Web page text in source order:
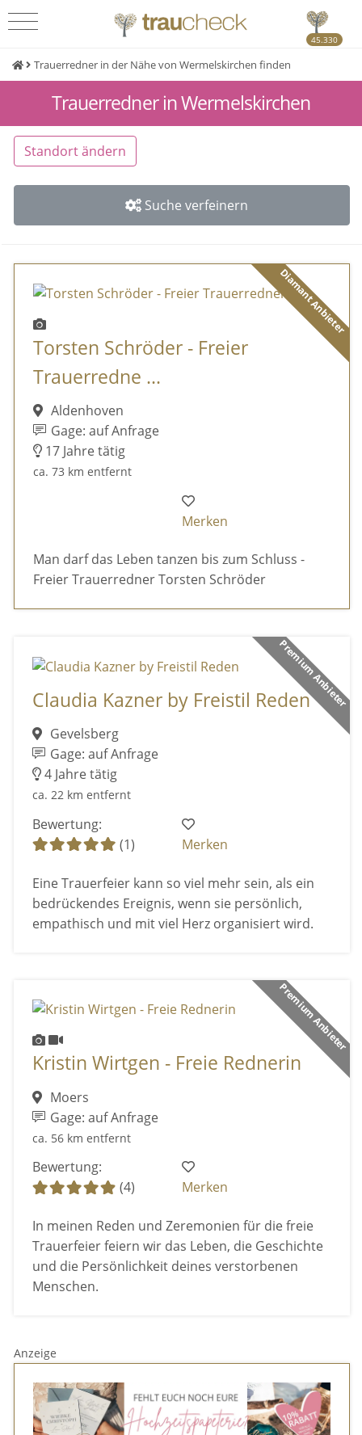
45.330
Trauerredner in der Nähe von Wermelskirchen finden
Trauerredner in Wermelskirchen
Standort ändern
Suche verfeinern
Diamant Anbieter
Torsten Schröder - Freier
Trauerredne ...
Aldenhoven
Gage: auf Anfrage
17 Jahre tätig
ca. 73 km entfernt
Merken
Man darf das Leben tanzen bis zum Schluss -
Freier Trauerredner Torsten Schröder
Premium Anbieter
Claudia Kazner by Freistil Reden
Gevelsberg
Gage: auf Anfrage
4 Jahre tätig
ca. 22 km entfernt
Bewertung:
(1)
Merken
Eine Trauerfeier kann so viel mehr sein, als ein
bedrückendes Ereignis, wenn sie persönlich,
empathisch und mit viel Herz organisiert wird.
Premium Anbieter
Kristin Wirtgen - Freie Rednerin
Moers
Gage: auf Anfrage
ca. 56 km entfernt
Bewertung:
(4)
Merken
In meinen Reden und Zeremonien für die freie
Trauerfeier feiern wir das Leben, die Geschichte
und die Persönlichkeit deines verstorbenen
Menschen.
Anzeige